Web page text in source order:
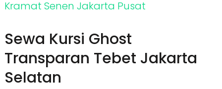
Sewa Kursi Ghost
Transparan Tebet Jakarta
Selatan